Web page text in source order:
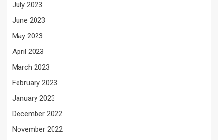
July 2023
June 2023
May 2023
April 2023
March 2023
February 2023
January 2023
December 2022
November 2022